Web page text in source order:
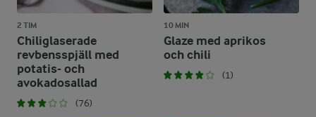
2 TIM
Chiliglaserade
revbensspjäll med
potatis- och
avokadosallad
(76)
10 MIN
Glaze med aprikos
och chili
(1)